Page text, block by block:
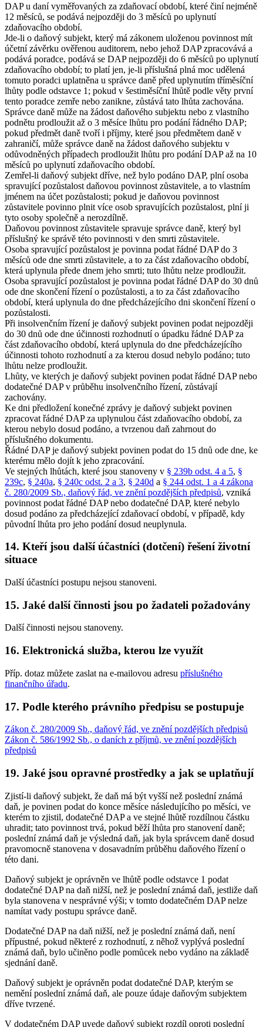
DAP u daní vyměřovaných za zdaňovací období, které činí nejméně
12 měsíců, se podává nejpozději do 3 měsíců po uplynutí
zdaňovacího období.
Jde-li o daňový subjekt, který má zákonem uloženou povinnost mít
účetní závěrku ověřenou auditorem, nebo jehož DAP zpracovává a
podává poradce, podává se DAP nejpozději do 6 měsíců po uplynutí
zdaňovacího období; to platí jen, je-li příslušná plná moc udělená
tomuto poradci uplatněna u správce daně před uplynutím tříměsíční
lhůty podle odstavce 1; pokud v šestiměsíční lhůtě podle věty první
tento poradce zemře nebo zanikne, zůstává tato lhůta zachována.
Správce daně může na žádost daňového subjektu nebo z vlastního
podnětu prodloužit až o 3 měsíce lhůtu pro podání řádného DAP;
pokud předmět daně tvoří i příjmy, které jsou předmětem daně v
zahraničí, může správce daně na žádost daňového subjektu v
odůvodněných případech prodloužit lhůtu pro podání DAP až na 10
měsíců po uplynutí zdaňovacího období.
Zemřel-li daňový subjekt dříve, než bylo podáno DAP, plní osoba
spravující pozůstalost daňovou povinnost zůstavitele, a to vlastním
jménem na účet pozůstalosti; pokud je daňovou povinnost
zůstavitele povinno plnit více osob spravujících pozůstalost, plní ji
tyto osoby společně a nerozdílně.
Daňovou povinnost zůstavitele spravuje správce daně, který byl
příslušný ke správě této povinnosti v den smrti zůstavitele.
Osoba spravující pozůstalost je povinna podat řádné DAP do 3
měsíců ode dne smrti zůstavitele, a to za část zdaňovacího období,
která uplynula přede dnem jeho smrti; tuto lhůtu nelze prodloužit.
Osoba spravující pozůstalost je povinna podat řádné DAP do 30 dnů
ode dne skončení řízení o pozůstalosti, a to za část zdaňovacího
období, která uplynula do dne předcházejícího dni skončení řízení o
pozůstalosti.
Při insolvenčním řízení je daňový subjekt povinen podat nejpozději
do 30 dnů ode dne účinnosti rozhodnutí o úpadku řádné DAP za
část zdaňovacího období, která uplynula do dne předcházejícího
účinnosti tohoto rozhodnutí a za kterou dosud nebylo podáno; tuto
lhůtu nelze prodloužit.
Lhůty, ve kterých je daňový subjekt povinen podat řádné DAP nebo
dodatečné DAP v průběhu insolvenčního řízení, zůstávají
zachovány.
Ke dni předložení konečné zprávy je daňový subjekt povinen
zpracovat řádné DAP za uplynulou část zdaňovacího období, za
kterou nebylo dosud podáno, a tvrzenou daň zahrnout do
příslušného dokumentu.
Řádné DAP je daňový subjekt povinen podat do 15 dnů ode dne, ke
kterému mělo dojít k jeho zpracování.
Ve stejných lhůtách, které jsou stanoveny v § 239b odst. 4 a 5, §
239c, § 240a, § 240c odst. 2 a 3, § 240d a § 244 odst. 1 a 4 zákona
č. 280/2009 Sb., daňový řád, ve znění pozdějších předpisů, vzniká
povinnost podat řádné DAP nebo dodatečné DAP, které nebylo
dosud podáno za předcházející zdaňovací období, v případě, kdy
původní lhůta pro jeho podání dosud neuplynula.
14. Kteří jsou další účastníci (dotčení) řešení životní
situace
Další účastníci postupu nejsou stanoveni.
15. Jaké další činnosti jsou po žadateli požadovány
Další činnosti nejsou stanoveny.
16. Elektronická služba, kterou lze využít
Příp. dotaz můžete zaslat na e-mailovou adresu příslušného
finančního úřadu.
17. Podle kterého právního předpisu se postupuje
Zákon č. 280/2009 Sb., daňový řád, ve znění pozdějších předpisů
Zákon č. 586/1992 Sb., o daních z příjmů, ve znění pozdějších
předpisů
19. Jaké jsou opravné prostředky a jak se uplatňují
Zjistí-li daňový subjekt, že daň má být vyšší než poslední známá
daň, je povinen podat do konce měsíce následujícího po měsíci, ve
kterém to zjistil, dodatečné DAP a ve stejné lhůtě rozdílnou částku
uhradit; tato povinnost trvá, pokud běží lhůta pro stanovení daně;
poslední známá daň je výsledná daň, jak byla správcem daně dosud
pravomocně stanovena v dosavadním průběhu daňového řízení o
této dani.
Daňový subjekt je oprávněn ve lhůtě podle odstavce 1 podat
dodatečné DAP na daň nižší, než je poslední známá daň, jestliže daň
byla stanovena v nesprávné výši; v tomto dodatečném DAP nelze
namítat vady postupu správce daně.
Dodatečné DAP na daň nižší, než je poslední známá daň, není
přípustné, pokud některé z rozhodnutí, z něhož vyplývá poslední
známá daň, bylo učiněno podle pomůcek nebo vydáno na základě
sjednání daně.
Daňový subjekt je oprávněn podat dodatečné DAP, kterým se
nemění poslední známá daň, ale pouze údaje daňovým subjektem
dříve tvrzené.
V dodatečném DAP uvede daňový subjekt rozdíl oproti poslední